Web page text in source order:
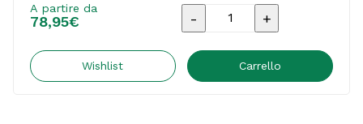
A partire da
78,95€
Brother
Toner
Wishlist Carrello